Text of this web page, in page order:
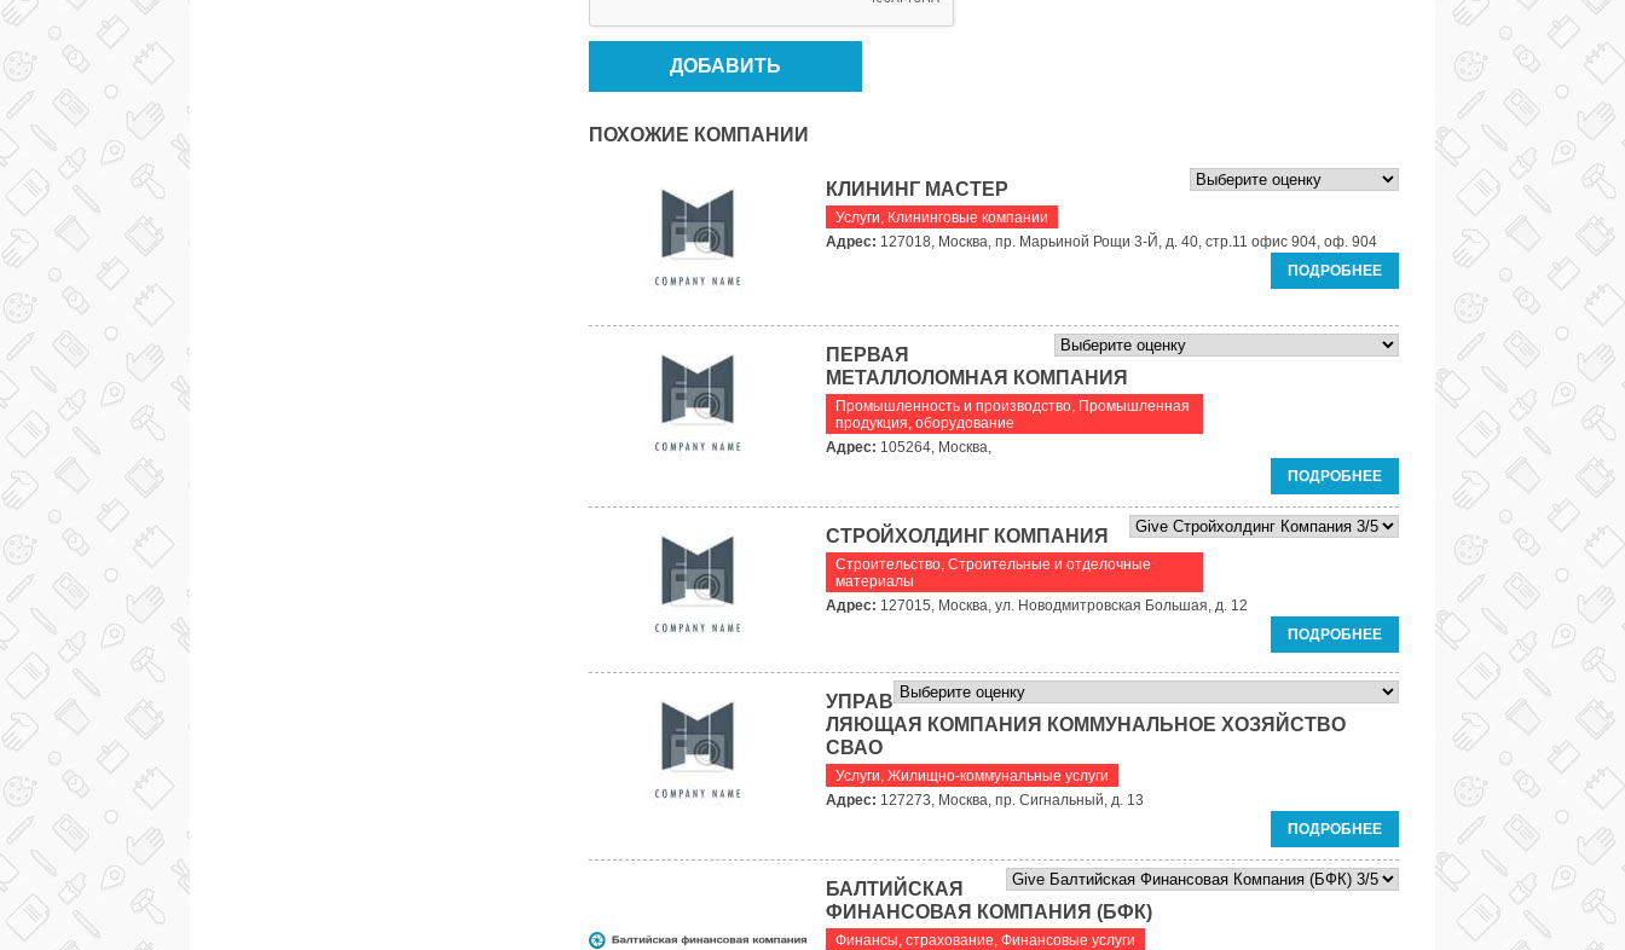
ПОХОЖИЕ КОМПАНИИ
КЛИНИНГ МАСТЕР
Услуги, Клининговые компании
Адрес: 127018, Москва, пр. Марьиной Рощи 3-Й, д. 40, стр.11 офис 904, оф. 904
ПОДРОБНЕЕ
ПЕРВАЯ
МЕТАЛЛОЛОМНАЯ КОМПАНИЯ
Промышленность и производство, Промышленная
продукция, оборудование
Адрес: 105264, Москва,
ПОДРОБНЕЕ
СТРОЙХОЛДИНГ КОМПАНИЯ
Строительство, Строительные и отделочные
материалы
Адрес: 127015, Москва, ул. Новодмитровская Большая, д. 12
ПОДРОБНЕЕ
УПРАВ
ЛЯЮЩАЯ КОМПАНИЯ КОММУНАЛЬНОЕ ХОЗЯЙСТВО
СВАО
Услуги, Жилищно-коммунальные услуги
Адрес: 127273, Москва, пр. Сигнальный, д. 13
ПОДРОБНЕЕ
БАЛТИЙСКАЯ
ФИНАНСОВАЯ КОМПАНИЯ (БФК)
Финансы, страхование, Финансовые услуги